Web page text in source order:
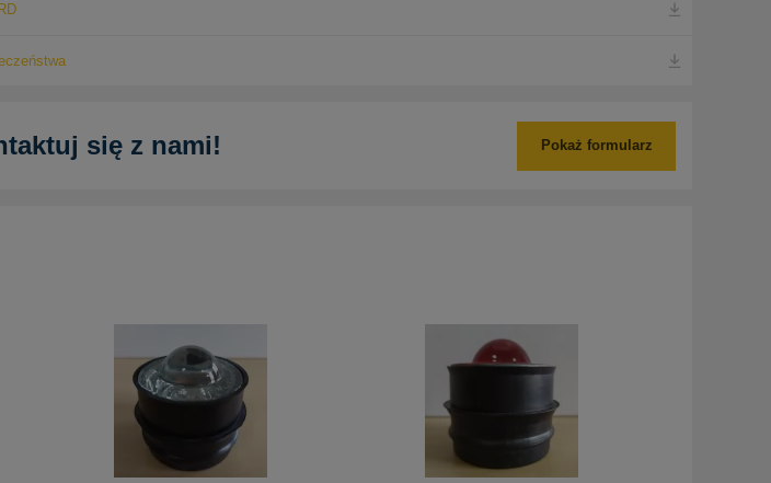
się z nami! Pokaż formularz